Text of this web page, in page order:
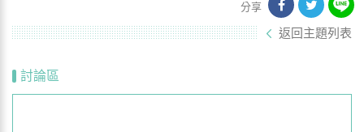
分享
返回主題列表
討論區